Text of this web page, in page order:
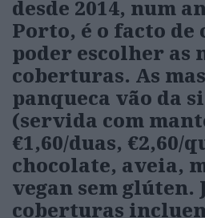
desde 2014, num
Porto, é o facto de
poder escolher as
coberturas. As
panqueca vão da
(servida com
€1,60/duas, €2,60/
chocolate, aveia,
vegan sem glúten.
coberturas